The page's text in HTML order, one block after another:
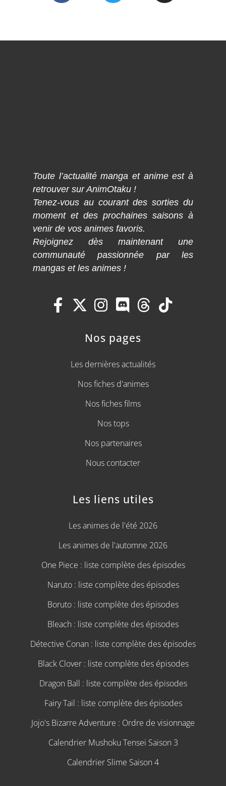
Toute l’actualité manga et anime est à
retrouver sur AnimOtaku !
Tenez-vous au courant des sorties du
moment et des prochaines saisons à
venir de vos animes favoris.
Rejoignez dès maintenant une
communauté passionnée par les
mangas et les animes !
Nos pages
Les dernières actualités
Nos fiches d'animes
Nos fiches films
Nos tops
Nos partenaires
Nous contacter
Les liens utiles
Les animes de l'été 2026
Les animes de l'automne 2026
One Piece : liste complète des épisodes
Naruto : liste complète des épisodes
Boruto : liste complète des épisodes
Bleach : liste complète des épisodes
Détective Conan : liste complète des épisodes
Black Clover : liste complète des épisodes
Dragon Ball : liste complète des épisodes
Fairy Tail : liste complète des épisodes
Jojo's Bizarre Adventure : Ordre de visionnage
Calendrier Mushoku Tensei Saison 3
Calendrier Slime Saison 4